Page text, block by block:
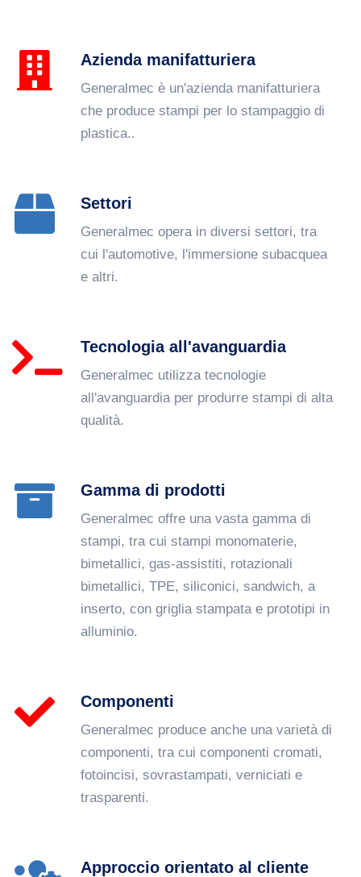
Azienda manifatturiera
Generalmec è un'azienda manifatturiera
che produce stampi per lo stampaggio di
plastica..
Settori
Generalmec opera in diversi settori, tra
cui l'automotive, l'immersione subacquea
e altri.
Tecnologia all'avanguardia
Generalmec utilizza tecnologie
all'avanguardia per produrre stampi di alta
qualità.
Gamma di prodotti
Generalmec offre una vasta gamma di
stampi, tra cui stampi monomaterie,
bimetallici, gas-assistiti, rotazionali
bimetallici, TPE, siliconici, sandwich, a
inserto, con griglia stampata e prototipi in
alluminio.
Componenti
Generalmec produce anche una varietà di
componenti, tra cui componenti cromati,
fotoincisi, sovrastampati, verniciati e
trasparenti.
Approccio orientato al cliente